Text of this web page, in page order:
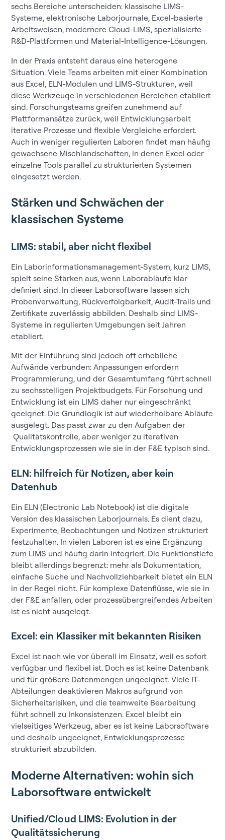
sechs Bereiche unterscheiden: klassische LIMS-
Systeme, elektronische Laborjournale, Excel-basierte
Arbeitsweisen, modernere Cloud-LIMS, spezialisierte
R&D-Plattformen und Material-Intelligence-Lösungen.
In der Praxis entsteht daraus eine heterogene
Situation. Viele Teams arbeiten mit einer Kombination
aus Excel, ELN-Modulen und LIMS-Strukturen, weil
diese Werkzeuge in verschiedenen Bereichen etabliert
sind. Forschungsteams greifen zunehmend auf
Plattformansätze zurück, weil Entwicklungsarbeit
iterative Prozesse und flexible Vergleiche erfordert.
Auch in weniger regulierten Laboren findet man häufig
gewachsene Mischlandschaften, in denen Excel oder
einzelne Tools parallel zu strukturierten Systemen
eingesetzt werden.
Stärken und Schwächen der
klassischen Systeme
LIMS: stabil, aber nicht flexibel
Ein Laborinformationsmanagement-System, kurz LIMS,
spielt seine Stärken aus, wenn Laborabläufe klar
definiert sind. In dieser Laborsoftware lassen sich
Probenverwaltung, Rückverfolgbarkeit, Audit-Trails und
Zertifikate zuverlässig abbilden. Deshalb sind LIMS-
Systeme in regulierten Umgebungen seit Jahren
etabliert.
Mit der Einführung sind jedoch oft erhebliche
Aufwände verbunden: Anpassungen erfordern
Programmierung, und der Gesamtumfang führt schnell
zu sechsstelligen Projektbudgets. Für Forschung und
Entwicklung ist ein LIMS daher nur eingeschränkt
geeignet. Die Grundlogik ist auf wiederholbare Abläufe
ausgelegt. Das passt zwar zu den Aufgaben der
Qualitätskontrolle, aber weniger zu iterativen
Entwicklungsprozessen wie sie in der F&E typisch sind.
ELN: hilfreich für Notizen, aber kein
Datenhub
Ein ELN (Electronic Lab Notebook) ist die digitale
Version des klassischen Laborjournals. Es dient dazu,
Experimente, Beobachtungen und Notizen strukturiert
festzuhalten. In vielen Laboren ist es eine Ergänzung
zum LIMS und häufig darin integriert. Die Funktionstiefe
bleibt allerdings begrenzt: mehr als Dokumentation,
einfache Suche und Nachvollziehbarkeit bietet ein ELN
in der Regel nicht. Für komplexe Datenflüsse, wie sie in
der F&E anfallen, oder prozessübergreifendes Arbeiten
ist es nicht ausgelegt.
Excel: ein Klassiker mit bekannten Risiken
Excel ist nach wie vor überall im Einsatz, weil es sofort
verfügbar und flexibel ist. Doch es ist keine Datenbank
und für größere Datenmengen ungeeignet. Viele IT-
Abteilungen deaktivieren Makros aufgrund von
Sicherheitsrisiken, und die teamweite Bearbeitung
führt schnell zu Inkonsistenzen. Excel bleibt ein
vielseitiges Werkzeug, aber es ist keine Laborsoftware
und deshalb ungeeignet, Entwicklungsprozesse
strukturiert abzubilden.
Moderne Alternativen: wohin sich
Laborsoftware entwickelt
Unified/Cloud LIMS: Evolution in der
Qualitätssicherung